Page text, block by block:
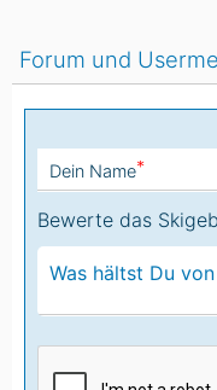
Forum und
Dein Name*
Bewerte das